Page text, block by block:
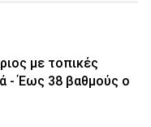
με τοπικές
- Έως 38 βαθμούς ο